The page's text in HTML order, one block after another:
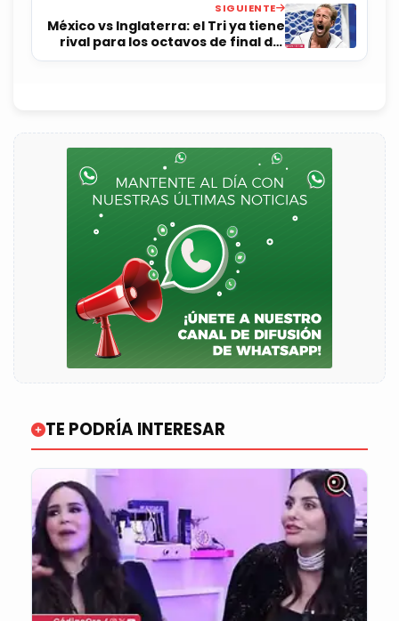
SIGUIENTE
México vs Inglaterra: el Tri ya tiene
rival para los octavos de final del
Mundial 2026
TE PODRÍA INTERESAR